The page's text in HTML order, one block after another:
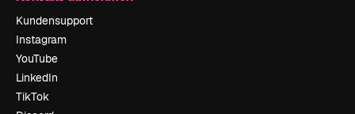
Kundensupport
Instagram
YouTube
LinkedIn
TikTok